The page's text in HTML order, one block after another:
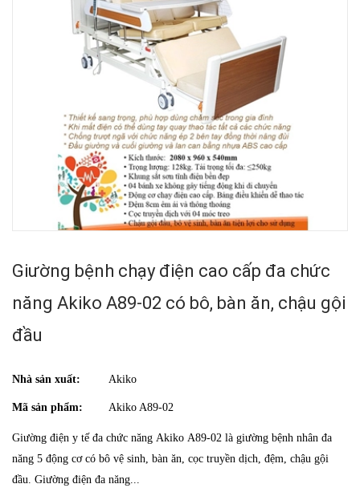
Giường bệnh chạy điện cao cấp đa chức
năng Akiko A89-02 có bô, bàn ăn, chậu gội
đầu
Nhà sản xuất: Akiko
Mã sản phẩm: Akiko A89-02
Giường điện y tế đa chức năng Akiko A89-02 là giường bệnh nhân đa
năng 5 động cơ có bô vệ sinh, bàn ăn, cọc truyền dịch, đệm, chậu gội
đầu. Giường điện đa năng...